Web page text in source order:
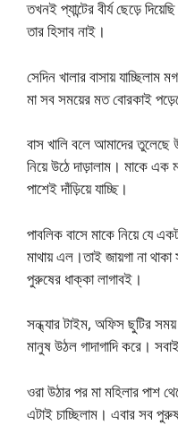
তখনই প্যান্টের বীর্য ছেড়ে
তার হিসাব নাই।
সেদিন খালার বাসায় যাচ্ছিলাম
মা সব সময়ের মত বোরকাই
বাস খালি বলে আমাদের
নিয়ে উঠে দাড়ালাম। মাকে এক
পাশেই দাঁড়িয়ে যাচ্ছি।
পাবলিক বাসে মাকে নিয়ে যে
মাথায় এল।তাই জায়গা না
পুরুষের ধাক্কা লাগাবই।
সন্ধ্যার টাইম, অফিস ছুটির
মানুষ উঠল গাদাগাদি করে।
ওরা উঠার পর মা মহিলার পাশ
এটাই চাচ্ছিলাম। এবার সব